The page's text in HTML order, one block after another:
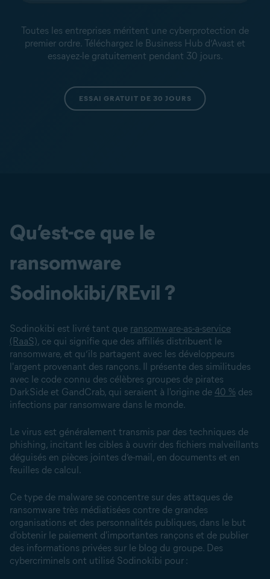
Toutes les entreprises méritent une cyberprotection de
premier ordre. Téléchargez le Business Hub d’Avast et
essayez-le gratuitement pendant 30 jours.
ESSAI GRATUIT DE 30 JOURS
Qu’est-ce que le
ransomware
Sodinokibi/REvil ?
Sodinokibi est livré tant que ransomware-as-a-service
(RaaS), ce qui signifie que des affiliés distribuent le
ransomware, et qu’ils partagent avec les développeurs
l'argent provenant des rançons. Il présente des similitudes
avec le code connu des célèbres groupes de pirates
DarkSide et GandCrab, qui seraient à l'origine de 40 % des
infections par ransomware dans le monde.
Le virus est généralement transmis par des techniques de
phishing, incitant les cibles à ouvrir des fichiers malveillants
déguisés en pièces jointes d’e-mail, en documents et en
feuilles de calcul.
Ce type de malware se concentre sur des attaques de
ransomware très médiatisées contre de grandes
organisations et des personnalités publiques, dans le but
d'obtenir le paiement d'importantes rançons et de publier
des informations privées sur le blog du groupe. Des
cybercriminels ont utilisé Sodinokibi pour :